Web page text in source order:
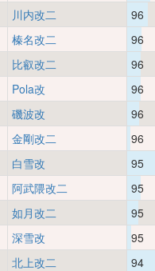
川内改二
96
榛名改二
96
比叡改二
96
Pola改
96
磯波改
96
金剛改二
96
白雪改
95
阿武隈改二
95
如月改二
95
深雪改
95
北上改二 94